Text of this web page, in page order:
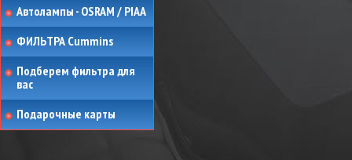
Автолампы - OSRAM / PIAA
ФИЛЬТРА Cummins
Подберем фильтра для
вас
Подарочные карты